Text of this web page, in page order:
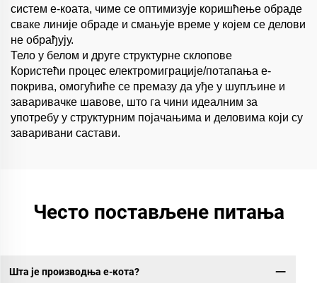
систем е-коата, чиме се оптимизује коришћење обраде
сваке линије обраде и смањује време у којем се делови
не обрађују.
Тело у белом и друге структурне склопове
Користећи процес електромиграције/потапања е-
покрива, омогућиће се премазу да уђе у шупљине и
заваривачке шавове, што га чини идеалним за
употребу у структурним појачањима и деловима који су
заваривани састави.
Често постављене питања
Шта је производња е-кота?